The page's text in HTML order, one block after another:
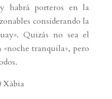
habrá porteros en la
considerando la
Quizás no sea el
tranquila», pero
Xàbia